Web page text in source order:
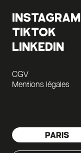
INSTAGRAM
TIKTOK
LINKEDIN
CGV
Mentions légales
PARIS